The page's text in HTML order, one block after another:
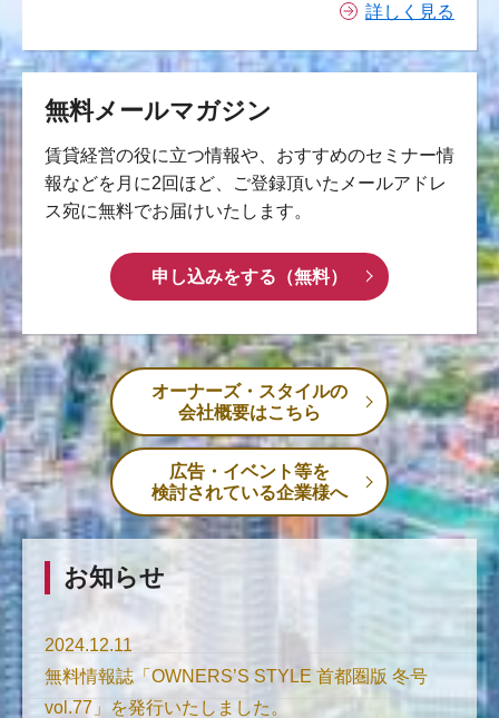
詳しく見る
無料メールマガジン
賃貸経営の役に立つ情報や、おすすめのセミナー情
報などを月に2回ほど、ご登録頂いたメールアドレ
ス宛に無料でお届けいたします。
申し込みをする（無料）
オーナーズ・スタイルの
会社概要はこちら
広告・イベント等を
検討されている企業様へ
お知らせ
2024.12.11
無料情報誌「OWNERS’S STYLE 首都圏版 冬号
vol.77」を発行いたしました。